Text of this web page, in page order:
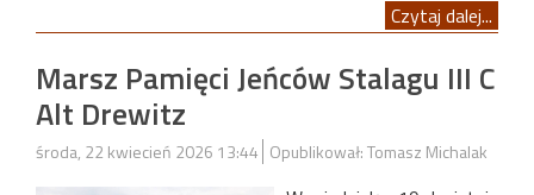
Czytaj dalej...
Marsz Pamięci Jeńców Stalagu III C
Alt Drewitz
środa, 22 kwiecień 2026 13:44 Opublikował: Tomasz Michalak